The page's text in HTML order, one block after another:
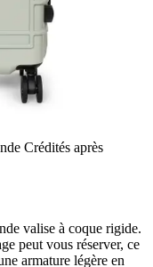
Crédités après
valise à coque rigide.
peut vous réserver, ce
armature légère en